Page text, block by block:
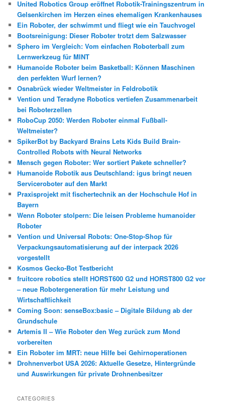
n
United Robotics Group eröffnet Robotik-Trainingszentrum in
Gelsenkirchen im Herzen eines ehemaligen Krankenhauses
Ein Roboter, der schwimmt und fliegt wie ein Tauchvogel
Bootsreinigung: Dieser Roboter trotzt dem Salzwasser
Sphero im Vergleich: Vom einfachen Roboterball zum
Lernwerkzeug für MINT
Humanoide Roboter beim Basketball: Können Maschinen
den perfekten Wurf lernen?
Osnabrück wieder Weltmeister in Feldrobotik
Vention und Teradyne Robotics vertiefen Zusammenarbeit
bei Roboterzellen
RoboCup 2050: Werden Roboter einmal Fußball-
Weltmeister?
SpikerBot by Backyard Brains Lets Kids Build Brain-
Controlled Robots with Neural Networks
Mensch gegen Roboter: Wer sortiert Pakete schneller?
Humanoide Robotik aus Deutschland: igus bringt neuen
Serviceroboter auf den Markt
Praxisprojekt mit fischertechnik an der Hochschule Hof in
Bayern
Wenn Roboter stolpern: Die leisen Probleme humanoider
Roboter
Vention und Universal Robots: One-Stop-Shop für
Verpackungsautomatisierung auf der interpack 2026
vorgestellt
Kosmos Gecko-Bot Testbericht
fruitcore robotics stellt HORST600 G2 und HORST800 G2 vor
– neue Robotergeneration für mehr Leistung und
Wirtschaftlichkeit
Coming Soon: senseBox:basic – Digitale Bildung ab der
Grundschule
Artemis II – Wie Roboter den Weg zurück zum Mond
vorbereiten
Ein Roboter im MRT: neue Hilfe bei Gehirnoperationen
Drohnenverbot USA 2026: Aktuelle Gesetze, Hintergründe
und Auswirkungen für private Drohnenbesitzer
CATEGORIES